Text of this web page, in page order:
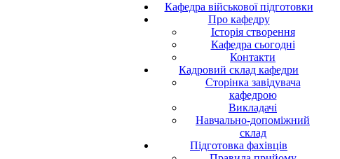
Кафедра військової підготовки
Про кафедру
Історія створення
Кафедра сьогодні
Контакти
Кадровий склад кафедри
Сторінка завідувача
кафедрою
Викладачі
Навчально-допоміжний
склад
Підготовка фахівців